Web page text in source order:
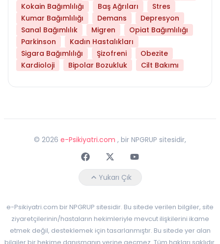
Kokain Bağımlılığı
Baş Ağrıları
Stres
Kumar Bağımlılığı
Demans
Depresyon
Sanal Bağımlılık
Migren
Opiat Bağımlılığı
Parkinson
Kadın Hastalıkları
Sigara Bağımlılığı
Şizofreni
Obezite
Kardioloji
Bipolar Bozukluk Cilt Bakımı
© 2026 e-Psikiyatri.com , bir NPGRUP sitesidir,
FaceebokTwitterYoutube
Yukarı Çık
e-Psikiyatri.com bir NPGRUP sitesidir. Bu sitede verilen bilgiler, site
ziyaretçilerinin/hastaların hekimleriyle mevcut ilişkilerini ikame
etmek değil, desteklemek için tasarlanmıştır. Bu sitede yer alan